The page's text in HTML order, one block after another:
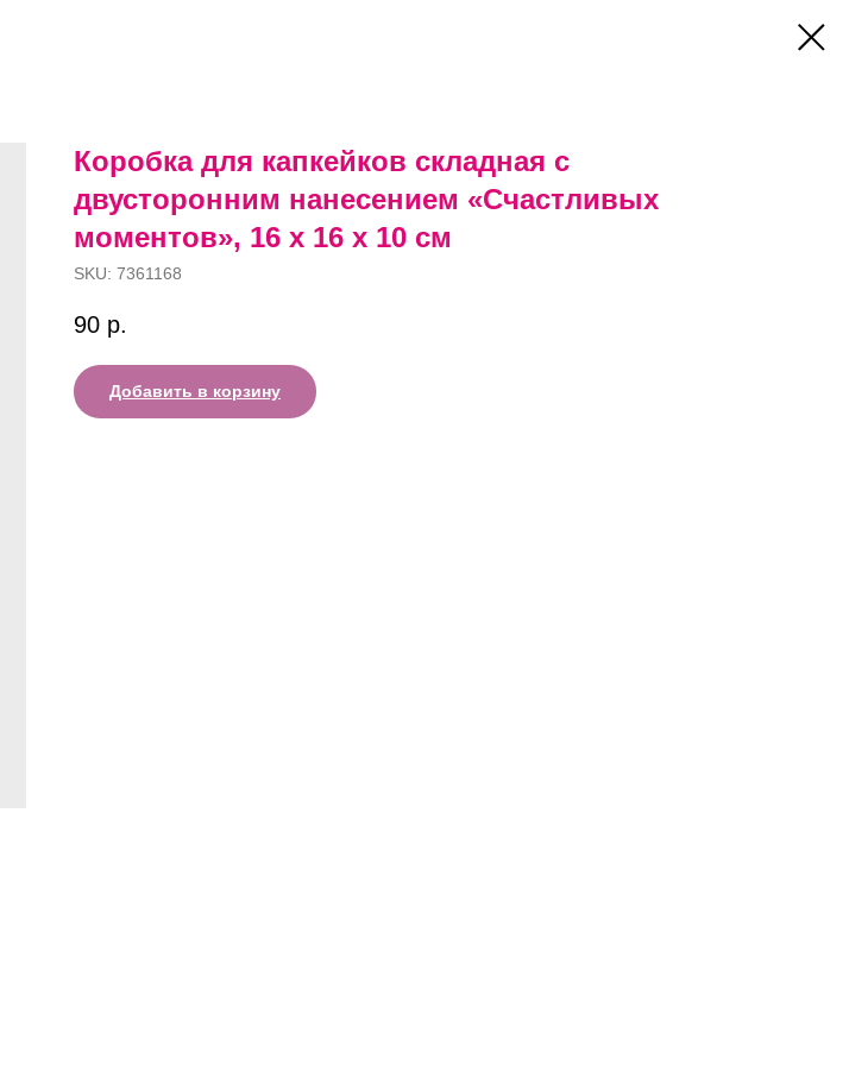
Коробка для капкейков складная с
двусторонним нанесением «Счастливых
моментов», 16 х 16 х 10 см
SKU: 7361168
90 р.
Добавить в корзину